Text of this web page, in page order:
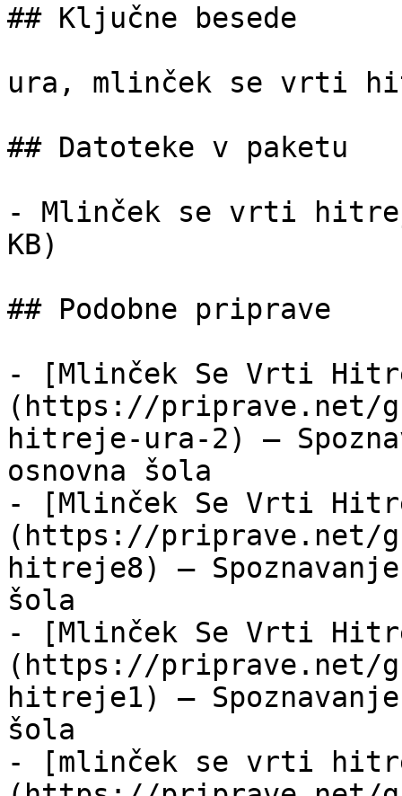
## Ključne besede
ura, mlinček se vrti
## Datoteke v paketu
- Mlinček se vrti
KB)
## Podobne priprave
- [Mlinček Se Vrti
(https://priprave.net/
hitreje-ura-2) —
osnovna šola
- [Mlinček Se Vrti
(https://priprave.net/
hitreje8) —
šola
- [Mlinček Se Vrti
(https://priprave.net/
hitreje1) —
šola
- [mlinček se vrti